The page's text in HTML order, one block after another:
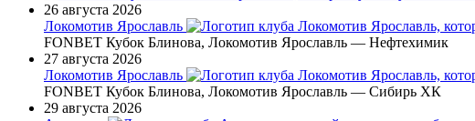
26 августа 2026
Локомотив Ярославль
FONBET Кубок Блинова, Локомотив Ярославль — Нефтехимик
27 августа 2026
Локомотив Ярославль
FONBET Кубок Блинова, Локомотив Ярославль — Сибирь ХК
29 августа 2026